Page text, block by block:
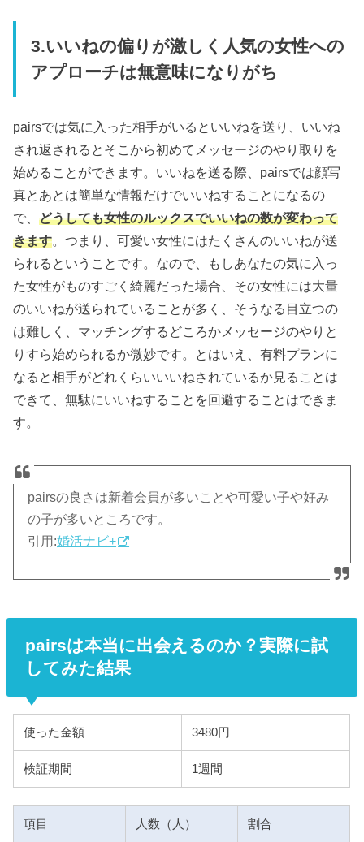
3.いいねの偏りが激しく人気の女性への
アプローチは無意味になりがち
pairsでは気に入った相手がいるといいねを送り、いいね
され返されるとそこから初めてメッセージのやり取りを
始めることができます。いいねを送る際、pairsでは顔写
真とあとは簡単な情報だけでいいねすることになるの
で、どうしても女性のルックスでいいねの数が変わって
きます 。つまり、可愛い女性にはたくさんのいいねが送
られるということです。なので、もしあなたの気に入っ
た女性がものすごく綺麗だった場合、その女性には大量
のいいねが送られていることが多く、そうなる目立つの
は難しく、マッチングするどころかメッセージのやりと
りすら始められるか微妙です。とはいえ、有料プランに
なると相手がどれくらいいいねされているか見ることは
できて、無駄にいいねすることを回避することはできま
す。
pairsの良さは新着会員が多いことや可愛い子や好み
の子が多いところです。
引用:婚活ナビ+
pairsは本当に出会えるのか？実際に試
してみた結果
使った金額 3480円
検証期間 1週間
項目 人数（人） 割合